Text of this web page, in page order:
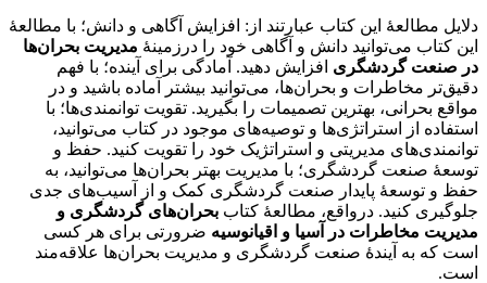
دلایل مطالعۀ این کتاب عبارتند از: افزایش آگاهی و دانش؛ با مطالعۀ
این کتاب می‌توانید دانش و آگاهی خود را درزمینۀ مدیریت بحران‌ها
در صنعت گردشگری افزایش دهید. آمادگی برای آینده؛ با فهم
دقیق‌تر مخاطرات و بحران‌ها، می‌توانید بیشتر آماده ‌باشید و در
مواقع بحرانی، بهترین تصمیمات را بگیرید. تقویت توانمندی‌ها؛ با
استفاده از استراتژی‌ها و توصیه‌های موجود در کتاب می‌توانید،
توانمندی‌های مدیریتی و استراتژیک خود را تقویت کنید. حفظ و
توسعۀ صنعت گردشگری؛ با مدیریت بهتر بحران‌ها می‌توانید، به
حفظ و توسعۀ پایدار صنعت گردشگری کمک و از آسیب‌های جدی
جلوگیری کنید. درواقع، مطالعۀ کتاب بحران‌های گردشگری و
مدیریت مخاطرات در آسیا و اقیانوسیه ضرورتی برای هر کسی
است که به آیندۀ صنعت گردشگری و مدیریت بحران‌ها علاقه‌مند
است.